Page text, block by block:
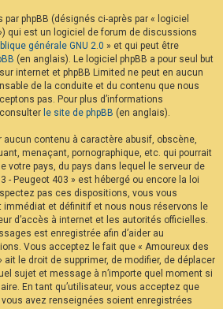
phpBB (désignés ci-après par « logiciel
qui est un logiciel de forum de discussions
générale GNU 2.0 » et qui peut être
(en anglais). Le logiciel phpBB a pour seul but
internet et phpBB Limited ne peut en aucun
de la conduite et du contenu que nous
pas. Pour plus d’informations
le site de phpBB (en anglais).
aucun contenu à caractère abusif, obscène,
menaçant, pornographique, etc. qui pourrait
votre pays, du pays dans lequel le serveur de
- Peugeot 403 » est hébergé ou encore la loi
pas ces dispositions, vous vous
immédiat et définitif et nous nous réservons le
d’accès à internet et les autorités officielles.
est enregistrée afin d’aider au
Vous acceptez le fait que « Amoureux des
ait le droit de supprimer, de modifier, de déplacer
sujet et message à n’importe quel moment si
En tant qu’utilisateur, vous acceptez que
avez renseignées soient enregistrées